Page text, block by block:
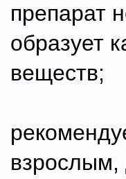
препарат
образует
веществ;